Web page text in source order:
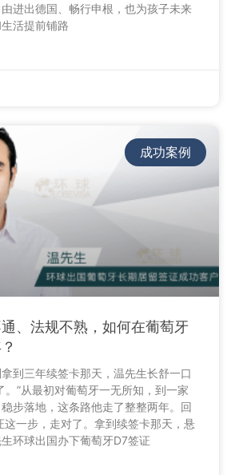
进出德国、畅行申根，也为孩子未来
活提前铺路
成功案例
、法规不熟，如何在葡萄牙
到三年续签卡那天，温先生长舒一口
。”从最初对葡萄牙一无所知，到一家
步落地，这条路他走了整整两年。回
这一步，走对了。拿到续签卡那天，悬
环球出国办下葡萄牙D7签证